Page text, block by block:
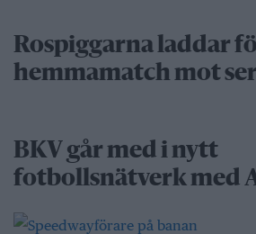
Rospiggarna laddar
hemmamatch mot
BKV går med i nytt
fotbollsnätverk med